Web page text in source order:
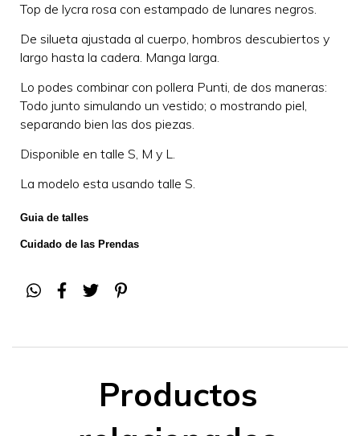
Top de lycra rosa con estampado de lunares negros.
De silueta ajustada al cuerpo, hombros descubiertos y
largo hasta la cadera. Manga larga.
Lo podes combinar con pollera Punti, de dos maneras:
Todo junto simulando un vestido; o mostrando piel,
separando bien las dos piezas.
Disponible en talle S, M y L.
La modelo esta usando talle S.
Guia de talles
Cuidado de las Prendas
Productos